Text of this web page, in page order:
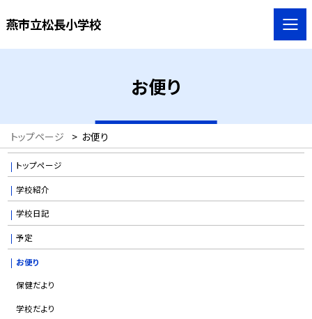
燕市立松長小学校
お便り
トップページ > お便り
トップページ
学校紹介
学校日記
予定
お便り
保健だより
学校だより